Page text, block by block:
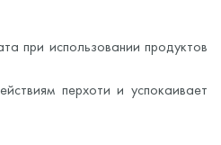
при использовании продуктов
перхоти и успокаивает